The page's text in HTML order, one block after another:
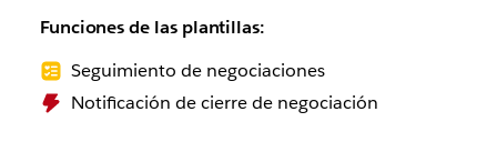
Funciones de las plantillas:
Seguimiento de negociaciones
Notificación de cierre de negociación